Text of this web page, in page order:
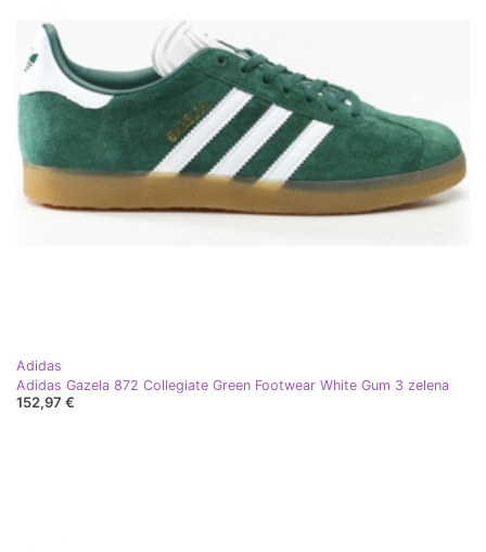
Adidas
Adidas Gazela 872 Collegiate Green Footwear White Gum 3 zelena
152,97 €